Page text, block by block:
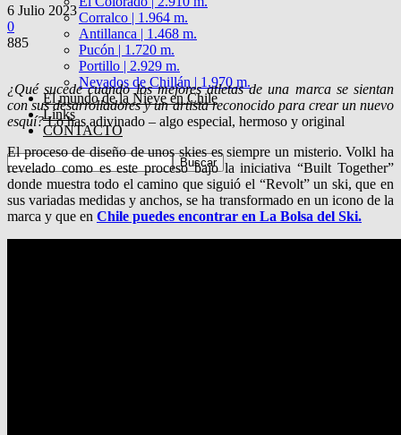
Corralco | 1.964 m.
Antillanca | 1.468 m.
Pucón | 1.720 m.
Portillo | 2.929 m.
Nevados de Chillán | 1.970 m.
El mundo de la Nieve en Chile
Links
CONTACTO
6 Julio 2023
0
885
¿Qué sucede cuando los mejores atletas de una marca se sientan
con sus desarrolladores y un artista reconocido para crear un nuevo
esquí?Lo has adivinado – algo especial, hermoso y original
El proceso de diseño de unos skies es siempre un misterio. Volkl ha
revelado como es este proceso bajo la iniciativa “Built Together”
donde muestra todo el camino que siguió el “Revolt” un ski, que en
sus variadas medidas y anchos, se ha transformado en un icono de la
marca y que en Chile puedes encontrar en La Bolsa del Ski.